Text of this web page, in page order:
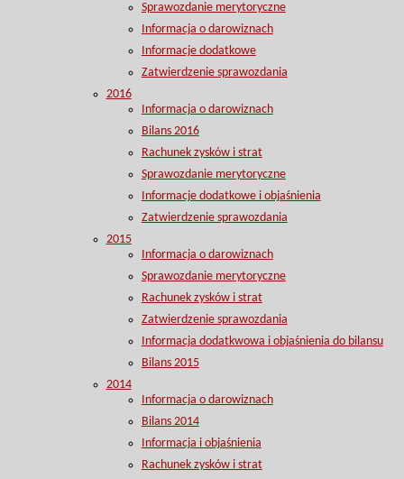
Sprawozdanie merytoryczne
Informacja o darowiznach
Informacje dodatkowe
Zatwierdzenie sprawozdania
2016
Informacja o darowiznach
Bilans 2016
Rachunek zysków i strat
Sprawozdanie merytoryczne
Informacje dodatkowe i objaśnienia
Zatwierdzenie sprawozdania
2015
Informacja o darowiznach
Sprawozdanie merytoryczne
Rachunek zysków i strat
Zatwierdzenie sprawozdania
Informacja dodatkwowa i objaśnienia do bilansu
Bilans 2015
2014
Informacja o darowiznach
Bilans 2014
Informacja i objaśnienia
Rachunek zysków i strat